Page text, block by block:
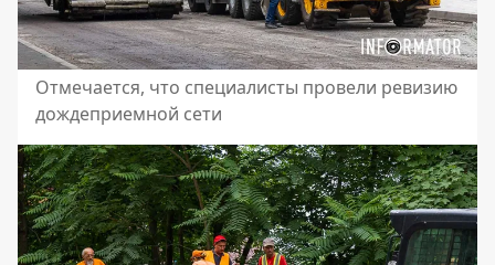
Отмечается, что специалисты провели ревизию
дождеприемной сети